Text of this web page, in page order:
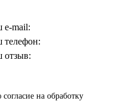
e-mail:
телефон:
отзыв:
на обработку